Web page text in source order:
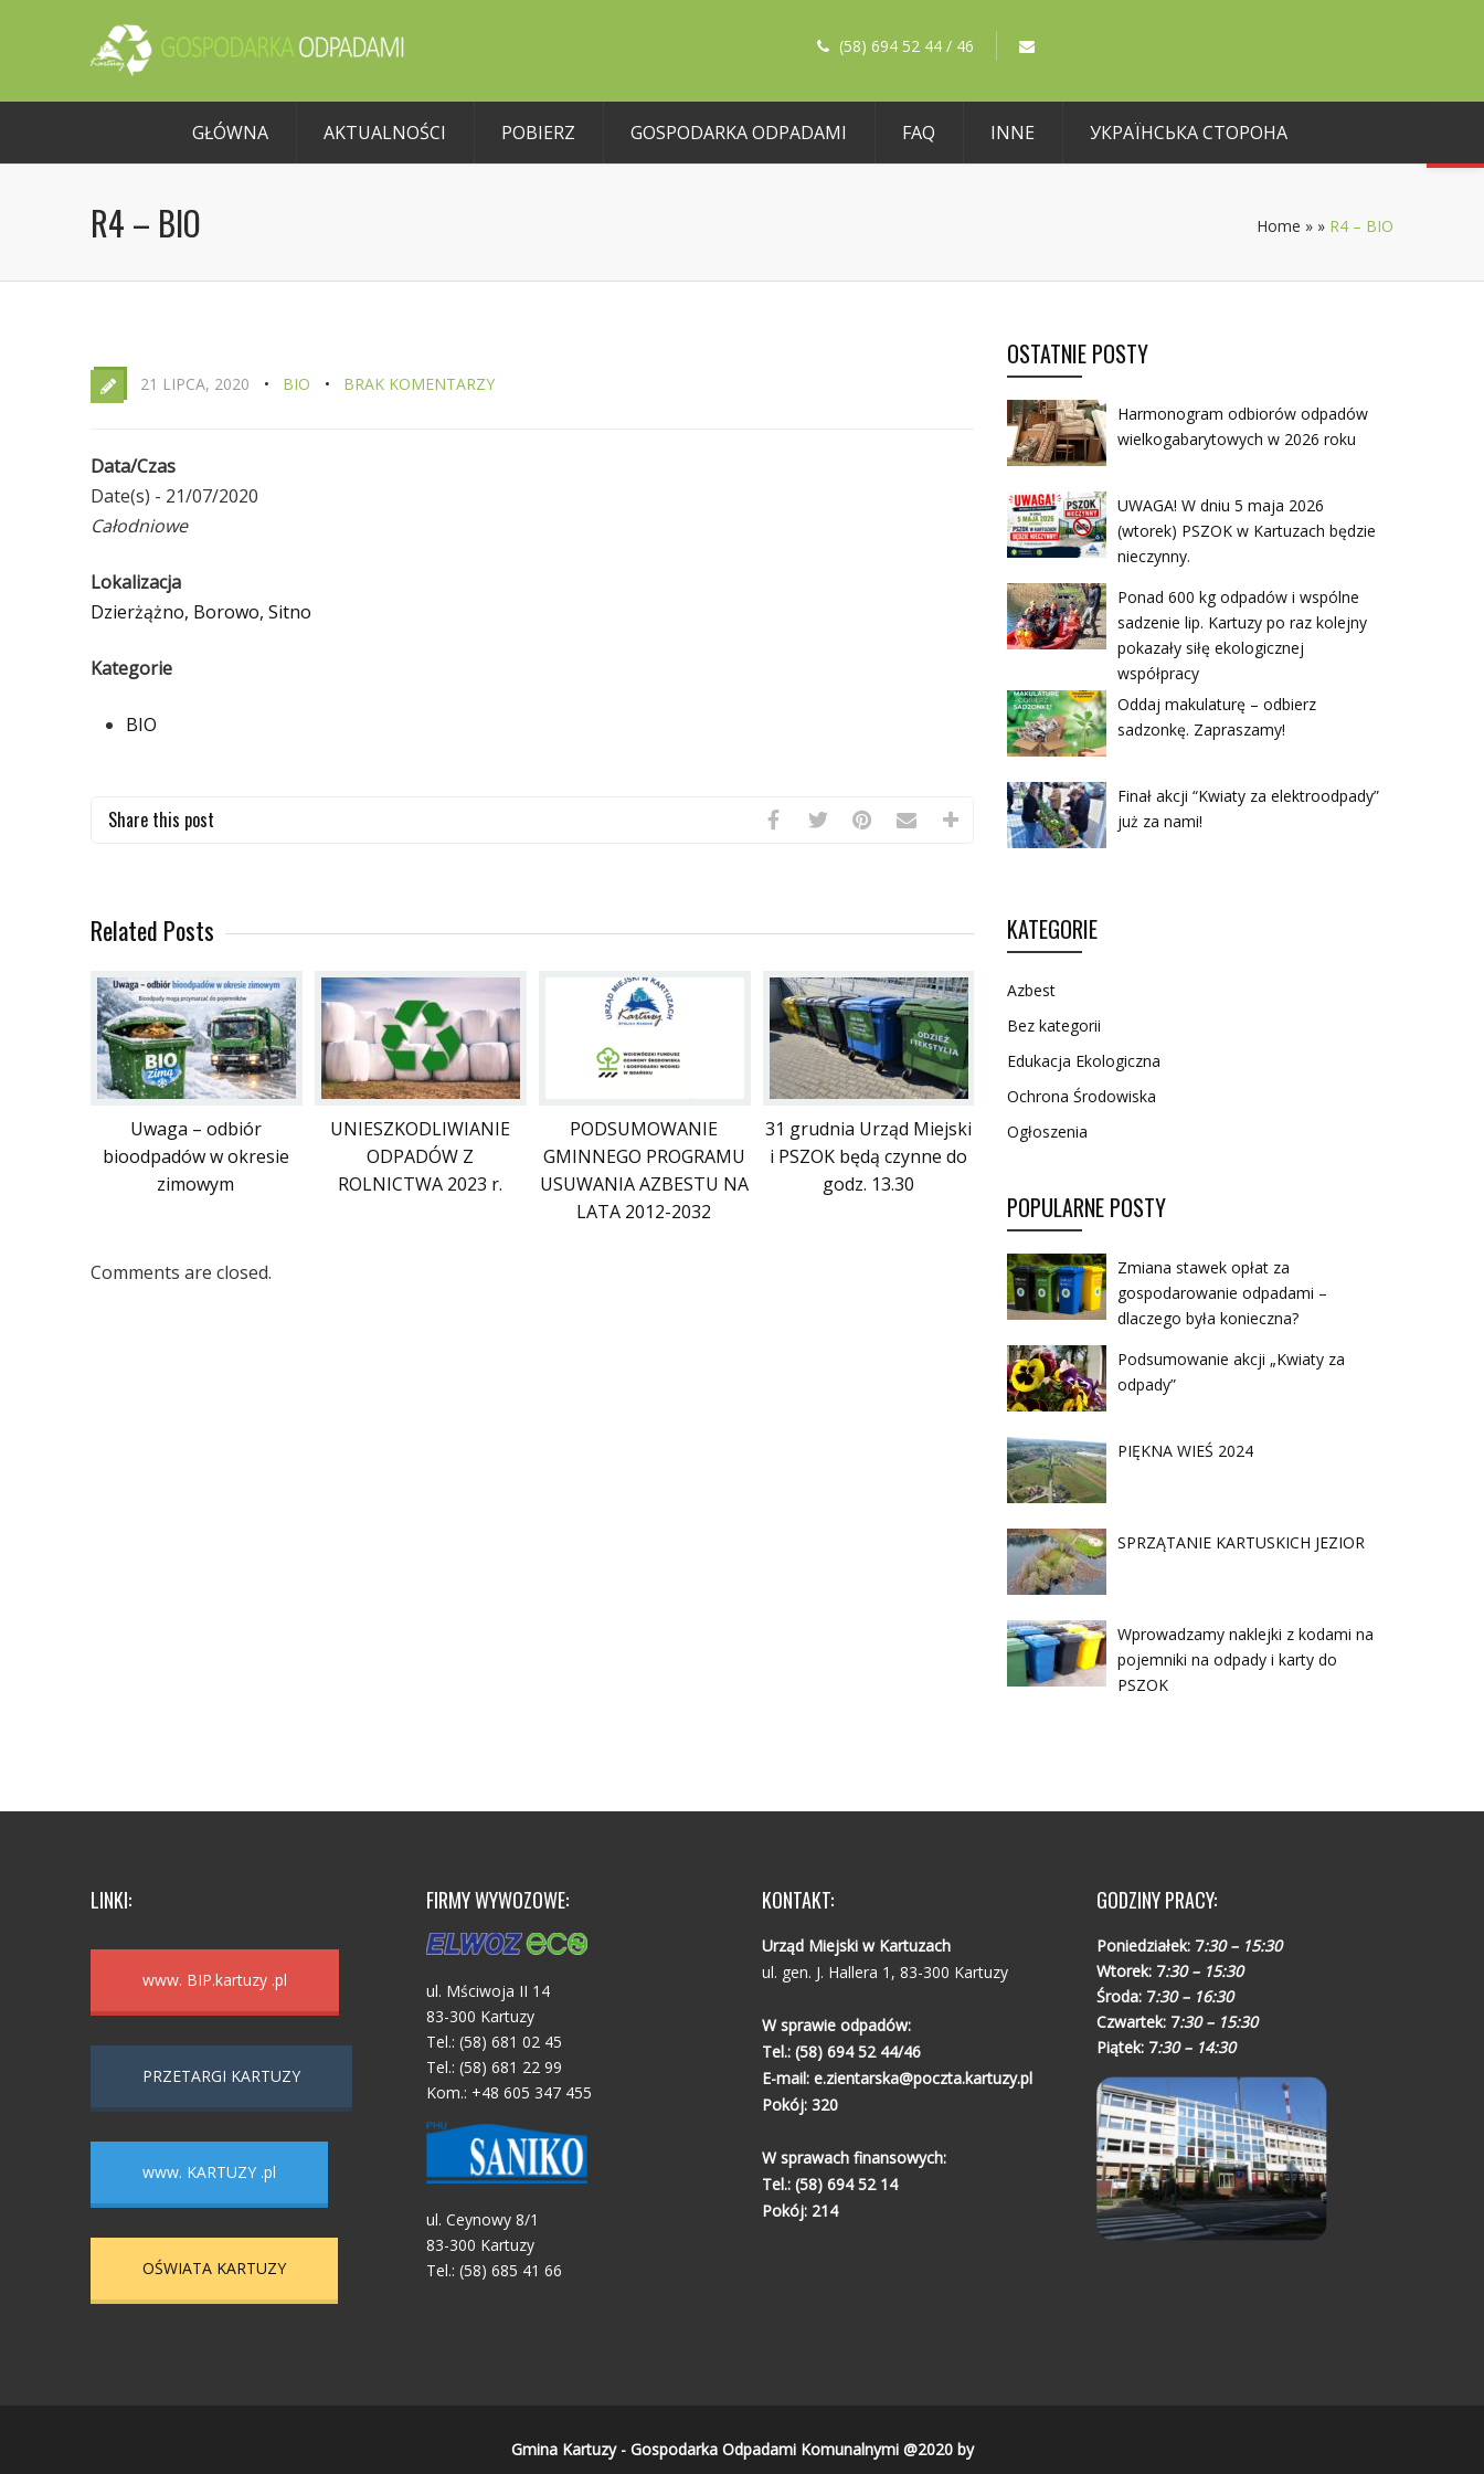
(58) 694 52 44 / 46
GŁÓWNA AKTUALNOŚCI POBIERZ GOSPODARKA ODPADAMI FAQ INNE УКРАЇНСЬКА СТОРОНА
R4 – BIO Home » » R4 – BIO
21 LIPCA, 2020 BIO BRAK KOMENTARZY
Data/Czas
Date(s) - 21/07/2020
Całodniowe
Lokalizacja
Dzierżążno, Borowo, Sitno
Kategorie
BIO
Share this post
Related Posts
Uwaga – odbiór
bioodpadów w okresie
zimowym
UNIESZKODLIWIANIE
ODPADÓW Z
ROLNICTWA 2023 r.
PODSUMOWANIE
GMINNEGO PROGRAMU
USUWANIA AZBESTU NA
LATA 2012-2032
31 grudnia Urząd Miejski
i PSZOK będą czynne do
godz. 13.30
Comments are closed.
OSTATNIE POSTY
Harmonogram odbiorów odpadów
wielkogabarytowych w 2026 roku
UWAGA! W dniu 5 maja 2026
(wtorek) PSZOK w Kartuzach będzie
nieczynny.
Ponad 600 kg odpadów i wspólne
sadzenie lip. Kartuzy po raz kolejny
pokazały siłę ekologicznej
współpracy
Oddaj makulaturę – odbierz
sadzonkę. Zapraszamy!
Finał akcji “Kwiaty za elektroodpady”
już za nami!
KATEGORIE
Azbest
Bez kategorii
Edukacja Ekologiczna
Ochrona Środowiska
Ogłoszenia
POPULARNE POSTY
Zmiana stawek opłat za
gospodarowanie odpadami –
dlaczego była konieczna?
Podsumowanie akcji „Kwiaty za
odpady”
PIĘKNA WIEŚ 2024
SPRZĄTANIE KARTUSKICH JEZIOR
Wprowadzamy naklejki z kodami na
pojemniki na odpady i karty do
PSZOK
LINKI:
www. BIP.kartuzy .pl
PRZETARGI KARTUZY
www. KARTUZY .pl
OŚWIATA KARTUZY
FIRMY WYWOZOWE:
ul. Mściwoja II 14
83-300 Kartuzy
Tel.: (58) 681 02 45
Tel.: (58) 681 22 99
Kom.: +48 605 347 455
ul. Ceynowy 8/1
83-300 Kartuzy
Tel.: (58) 685 41 66
KONTAKT:
Urząd Miejski w Kartuzach
ul. gen. J. Hallera 1, 83-300 Kartuzy
W sprawie odpadów:
Tel.:(58) 694 52 44/46
E-mail:e.zientarska@poczta.kartuzy.pl
Pokój: 320
W sprawach finansowych:
Tel.: (58) 694 52 14
Pokój: 214
GODZINY PRACY:
Poniedziałek: 7:30 – 15:30
Wtorek: 7:30 – 15:30
Środa: 7:30 – 16:30
Czwartek: 7:30 – 15:30
Piątek: 7:30 – 14:30
Gmina Kartuzy - Gospodarka Odpadami Komunalnymi @2020 by